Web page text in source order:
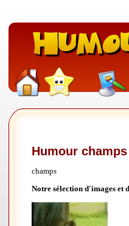
Humour champs
champs
Notre sélection d'images et